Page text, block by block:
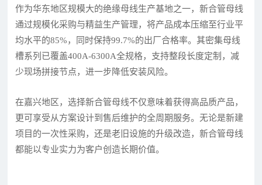
作为华东地区规模大的绝缘母线生产基地之一，新合管母线
通过规模化采购与精益生产管理，将产品成本压缩至行业平
均水平的85%，同时保持99.7%的出厂合格率。其密集母线
槽系列已覆盖400A-6300A全规格，支持整段长度定制，减
少现场拼接节点，进一步降低安装风险。
在嘉兴地区，选择新合管母线不仅意味着获得高品质产品，
更可享受从方案设计到售后维护的全周期服务。无论是新建
项目的一次性采购，还是老旧设施的升级改造，新合管母线
都能以专业实力为客户创造长期价值。